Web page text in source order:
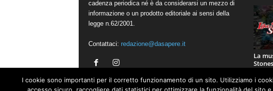
cadenza periodica né è da considerarsi un mezzo di
informazione o un prodotto editoriale ai sensi della
legge n.62/2001.
Contattaci: redazione@dasapere.it
La
I cookie sono importanti per il corretto funzionamento di un sito. Utilizziamo i